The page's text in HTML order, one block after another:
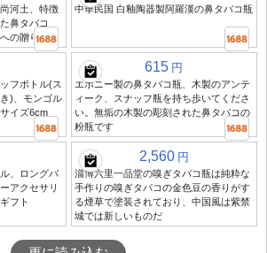
河土、特徴
鼻タバコ
の贈り物
中華民国 白釉陶器製阿羅漢の鼻タバコ瓶
フボトル(ス
)、モンゴル
イズ6cm
615 円
エボニー製の鼻タバコ瓶、木製のアンテ
ィーク、スナッフ瓶を持ち歩いてくださ
い。無垢の木製の彫刻された鼻タバコの
粉瓶です
、ロングバ
アクセサリ
フト
2,560 円
淄博六里一品堂の嗅ぎタバコ瓶は純粋な
手作りの嗅ぎタバコの金色豆の香りがす
る煙草で塗装されており、中国風は紫禁
城では新しいものだ